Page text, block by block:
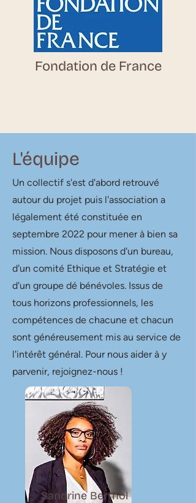
Fondation de France
L'équipe
Un collectif s'est d'abord retrouvé
autour du projet puis l'association a
légalement été constituée en
septembre 2022 pour mener à bien sa
mission. Nous disposons d'un bureau,
d'un comité Ethique et Stratégie et
d'un groupe dé bénévoles. Issus de
tous horizons professionnels, les
compétences de chacune et chacun
sont généreusement mis au service de
l'intérêt général. Pour nous aider à y
parvenir, rejoignez-nous !
Sandrine Berthol